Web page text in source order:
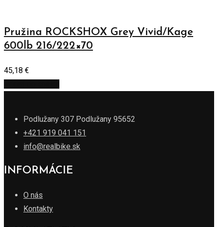
Pružina ROCKSHOX Grey Vivid/Kage
600lb 216/222×70
45,18 €
Podlužany 307 Podlužany 95652
+421 919 041 151
info@realbike.sk
INFORMÁCIE
O nás
Kontakty